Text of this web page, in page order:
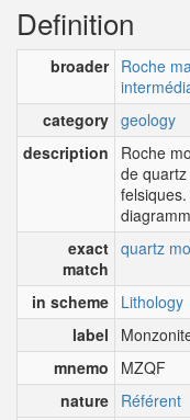
Definition
broader Roche
category geology
description
Roche
de
exact
match
quartz
in scheme Lithology
label
mnemo
MZQF
nature Référent